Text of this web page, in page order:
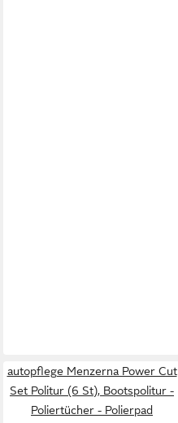
autopflege Menzerna Power Cut
Set Politur (6 St), Bootspolitur -
Poliertücher - Polierpad